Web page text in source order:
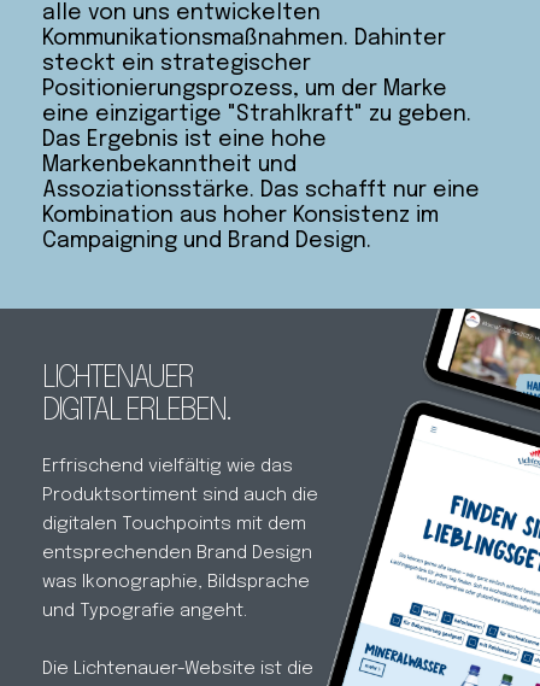
alle von uns entwickelten
Kommunikationsmaßnahmen. Dahinter
steckt ein strategischer
Positionierungsprozess, um der Marke
eine einzigartige "Strahlkraft" zu geben.
Das Ergebnis ist eine hohe
Markenbekanntheit und
Assoziationsstärke. Das schafft nur eine
Kombination aus hoher Konsistenz im
Campaigning und Brand Design.
LICHTENAUER
DIGITAL ERLEBEN.
Erfrischend vielfältig wie das
Produktsortiment sind auch die
digitalen Touchpoints mit dem
entsprechenden Brand Design
was Ikonographie, Bildsprache
und Typografie angeht.
Die Lichtenauer-Website ist die